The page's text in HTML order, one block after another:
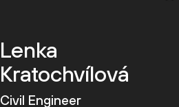
Lenka
Kratochvílová
Civil Engineer